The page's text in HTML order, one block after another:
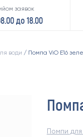
заявок
до 18.00
води / Помпа ViO E16
Помпи